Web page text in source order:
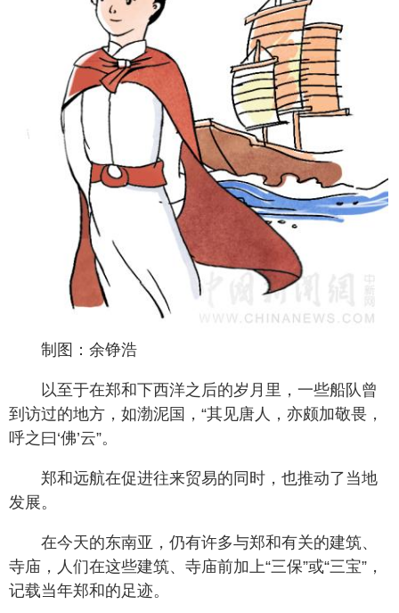
制图：余铮浩
以至于在郑和下西洋之后的岁月里，一些船队曾
到访过的地方，如渤泥国，“其见唐人，亦颇加敬畏，
呼之曰‘佛’云”。
郑和远航在促进往来贸易的同时，也推动了当地
发展。
在今天的东南亚，仍有许多与郑和有关的建筑、
寺庙，人们在这些建筑、寺庙前加上“三保”或“三宝”，
记载当年郑和的足迹。